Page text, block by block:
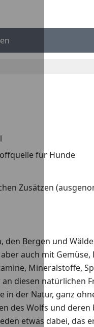
für Hunde
Zusätzen
Bergen und
auch mit
Mineralstoffe,
diesen natürlichen
der Natur, ganz
des Wolfs und
etwas dabei, das